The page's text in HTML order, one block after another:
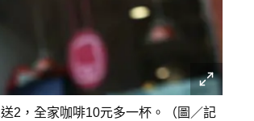
2，全家咖啡10元多一杯。（圖／記